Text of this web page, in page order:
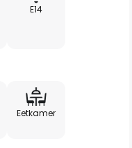
E14
Eetkamer